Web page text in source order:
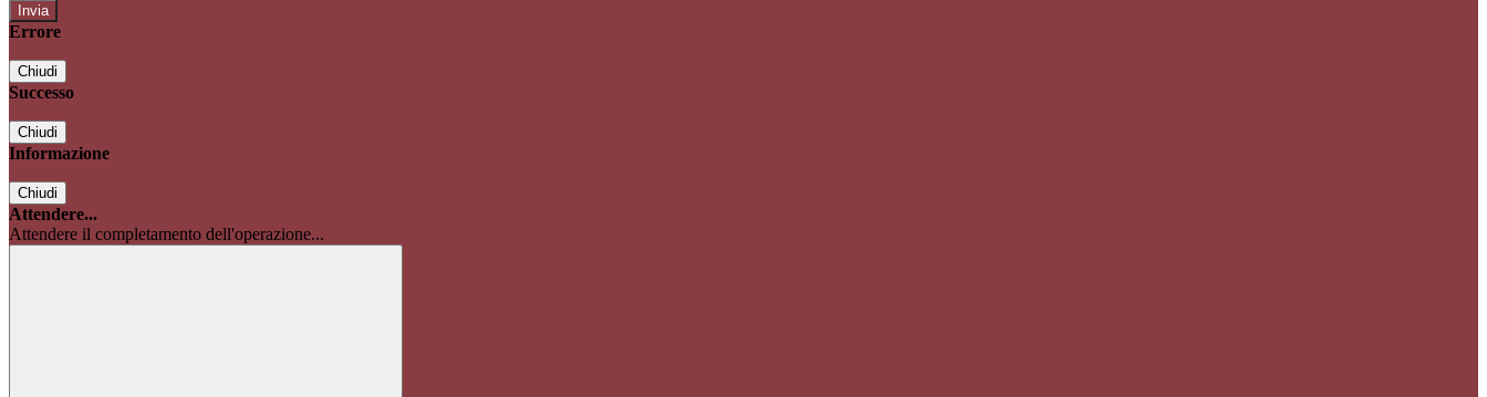
Errore
Chiudi
Successo
Chiudi
Informazione
Chiudi
Attendere...
Attendere il completamento dell'operazione...